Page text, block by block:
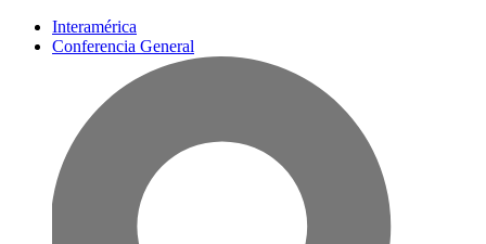
Interamérica
Conferencia General